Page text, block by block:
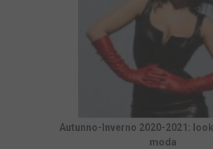
Autunno-Inverno 2020-2021:
moda